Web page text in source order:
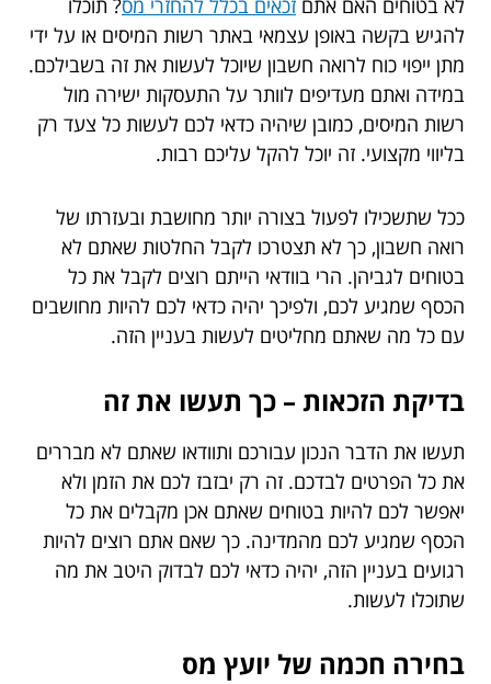
להגיש בקשה באופן עצמאי באתר רשות המיסים או על ידי
מתן ייפוי כוח לרואה חשבון שיוכל לעשות את זה בשבילכם.
במידה ואתם מעדיפים לוותר על התעסקות ישירה מול
רשות המיסים, כמובן שיהיה כדאי לכם לעשות כל צעד רק
בליווי מקצועי. זה יוכל להקל עליכם רבות.
ככל שתשכילו לפעול בצורה יותר מחושבת ובעזרתו של
רואה חשבון, כך לא תצטרכו לקבל החלטות שאתם לא
בטוחים לגביהן. הרי בוודאי הייתם רוצים לקבל את כל
הכסף שמגיע לכם, ולפיכך יהיה כדאי לכם להיות מחושבים
עם כל מה שאתם מחליטים לעשות בעניין הזה.
בדיקת הזכאות – כך תעשו את זה
תעשו את הדבר הנכון עבורכם ותוודאו שאתם לא מבררים
את כל הפרטים לבדכם. זה רק יבזבז לכם את הזמן ולא
יאפשר לכם להיות בטוחים שאתם אכן מקבלים את כל
הכסף שמגיע לכם מהמדינה. כך שאם אתם רוצים להיות
רגועים בעניין הזה, יהיה כדאי לכם לבדוק היטב את מה
שתוכלו לעשות.
בחירה חכמה של יועץ מס